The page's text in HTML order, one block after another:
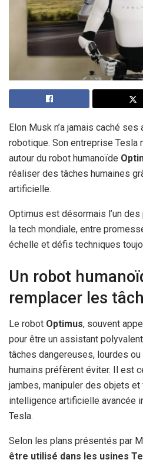
Elon Musk n’a jamais caché
robotique. Son entreprise Tesla
autour du robot humanoïde
réaliser des tâches humaines
artificielle.
Optimus est désormais l’un
la tech mondiale, entre
échelle et défis techniques
Un robot
remplacer les
Le robot Optimus, souvent
pour être un assistant
tâches dangereuses, lourdes
humains préfèrent éviter. Il est
jambes, manipuler des objets et
intelligence artificielle avancée
Tesla.
Selon les plans présentés par
être utilisé dans les usines